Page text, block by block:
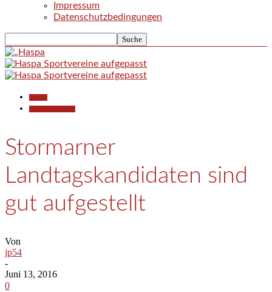
Impressum
Datenschutzbedingungen
Stormarner
Landtagskandidaten sind
gut aufgestellt
Von
jp54
-
Juni 13, 2016
0